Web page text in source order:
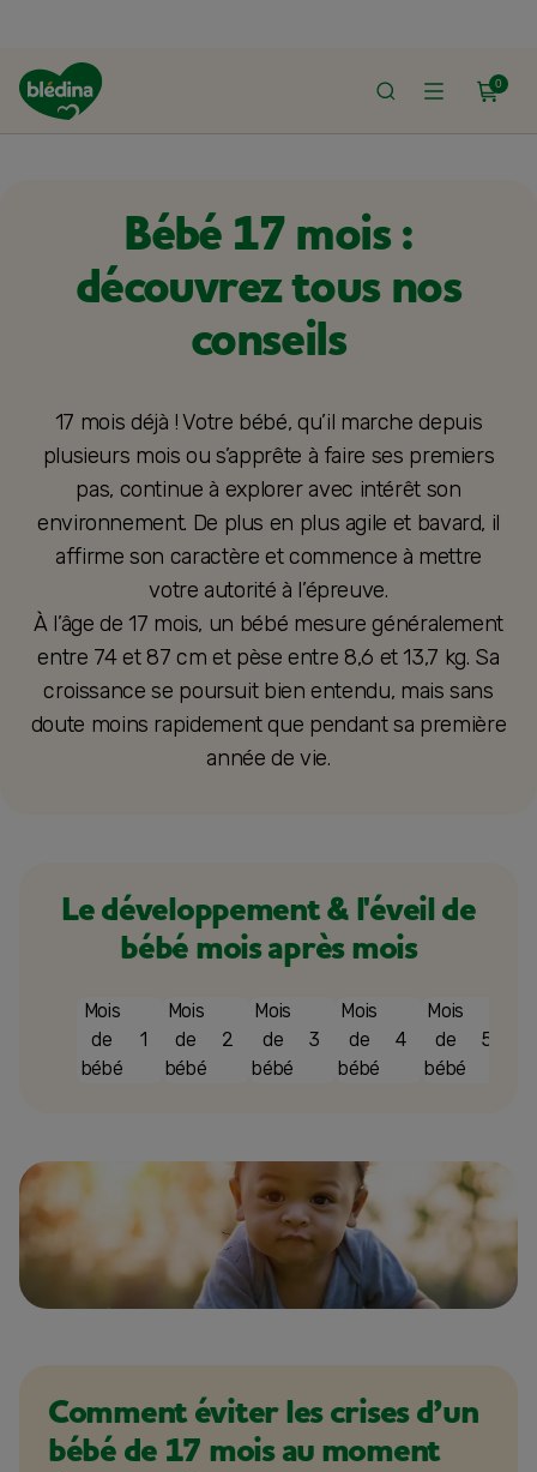
0
DÉVELOPPEMENT ET SANTÉ DE BÉBÉ
Bébé 17 mois :
découvrez tous nos
conseils
17 mois déjà ! Votre bébé, qu’il marche depuis
plusieurs mois ou s’apprête à faire ses premiers
pas, continue à explorer avec intérêt son
environnement. De plus en plus agile et bavard, il
affirme son caractère et commence à mettre
votre autorité à l’épreuve.
À l’âge de 17 mois, un bébé mesure généralement
entre 74 et 87 cm et pèse entre 8,6 et 13,7 kg. Sa
croissance se poursuit bien entendu, mais sans
doute moins rapidement que pendant sa première
année de vie.
Le développement & l'éveil de
bébé mois après mois
Mois
de
bébé
1
Mois
de
bébé
2
Mois
de
bébé
3
Mois
de
bébé
4
Mois
de
bébé
5
Comment éviter les crises d’un
bébé de 17 mois au moment